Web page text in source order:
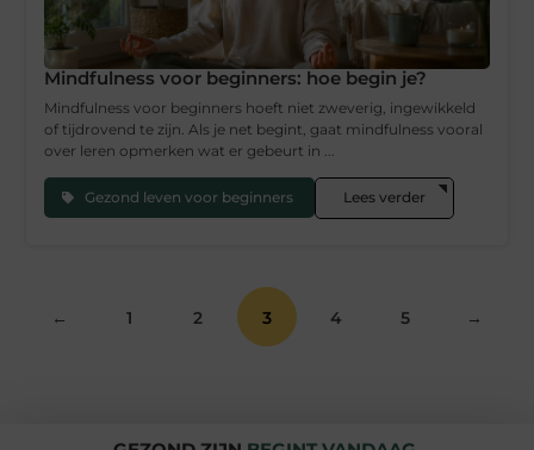
Mindfulness voor beginners: hoe begin je?
Mindfulness voor beginners hoeft niet zweverig, ingewikkeld
of tijdrovend te zijn. Als je net begint, gaat mindfulness vooral
over leren opmerken wat er gebeurt in ...
Gezond leven voor beginners Lees verder
← 1 2 3 4 5 →